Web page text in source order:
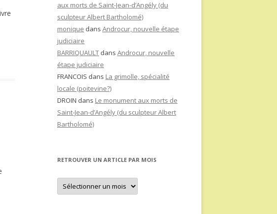
aux morts de Saint-Jean-d’Angély (du
sculpteur Albert Bartholomé)
monique dans Androcur, nouvelle étape
judiciaire
BARRIQUAULT dans Androcur, nouvelle
étape judiciaire
FRANCOIS dans La grimolle, spécialité
locale (poitevine?)
DROIN dans Le monument aux morts de
Saint-Jean-d’Angély (du sculpteur Albert
Bartholomé)
RETROUVER UN ARTICLE PAR MOIS
Retrouver
un
article